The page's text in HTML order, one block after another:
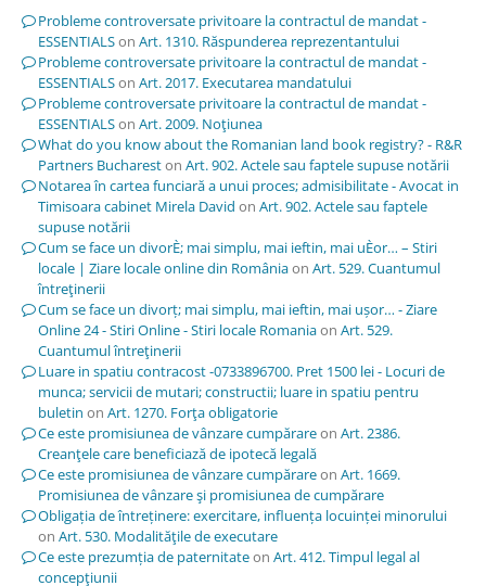
Probleme controversate privitoare la contractul de mandat -
ESSENTIALSon Art. 1310. Răspunderea reprezentantului
Probleme controversate privitoare la contractul de mandat -
ESSENTIALSon Art. 2017. Executarea mandatului
Probleme controversate privitoare la contractul de mandat -
ESSENTIALSon Art. 2009. Noţiunea
What do you know about the Romanian land book registry? - R&R
Partners Buchareston Art. 902. Actele sau faptele supuse notării
Notarea în cartea funciară a unui proces; admisibilitate - Avocat in
Timisoara cabinet Mirela David on Art. 902. Actele sau faptele
supuse notării
Cum se face un divorÈ; mai simplu, mai ieftin, mai uÈor… – Stiri
locale | Ziare locale online din Româniaon Art. 529. Cuantumul
întreţinerii
Cum se face un divorț; mai simplu, mai ieftin, mai ușor… - Ziare
Online 24 - Stiri Online - Stiri locale Romaniaon Art. 529.
Cuantumul întreţinerii
Luare in spatiu contracost -0733896700. Pret 1500 lei - Locuri de
munca; servicii de mutari; constructii; luare in spatiu pentru
buletin on Art. 1270. Forţa obligatorie
Ce este promisiunea de vânzare cumpărareon Art. 2386.
Creanţele care beneficiază de ipotecă legală
Ce este promisiunea de vânzare cumpărareon Art. 1669.
Promisiunea de vânzare şi promisiunea de cumpărare
Obligația de întreținere: exercitare, influența locuinței minorului
on Art. 530. Modalităţile de executare
Ce este prezumția de paternitateon Art. 412. Timpul legal al
concepţiunii